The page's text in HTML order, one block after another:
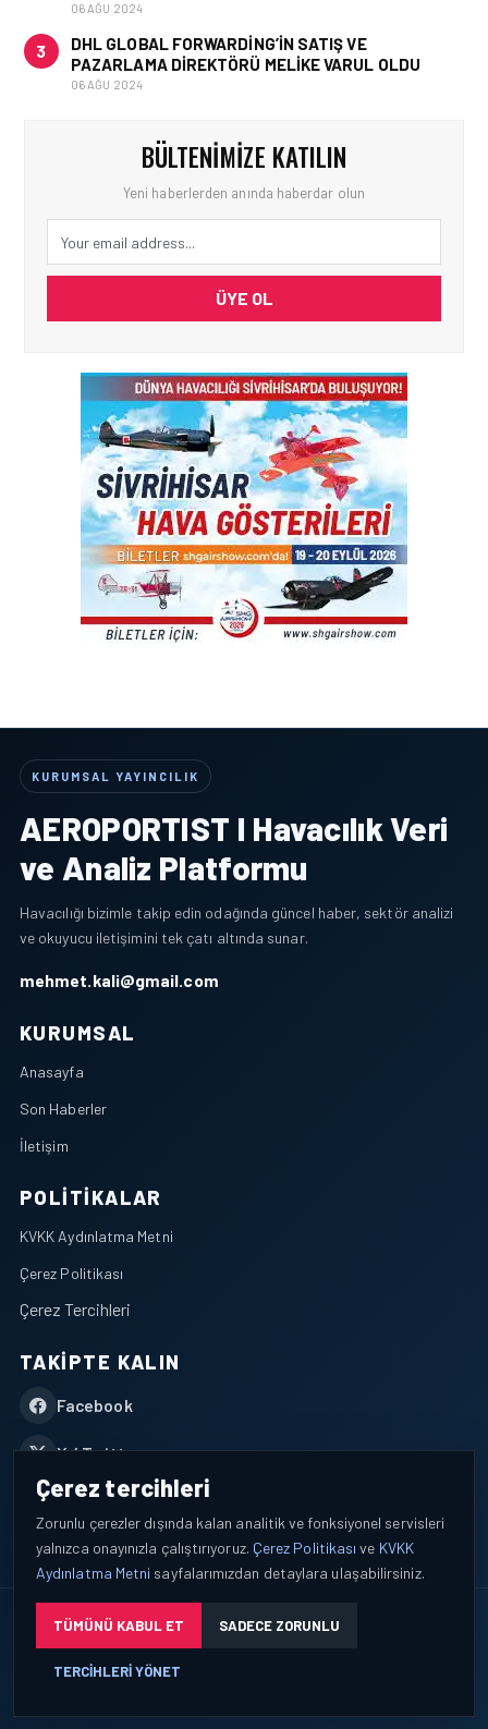
06 AĞU 2024
3
DHL GLOBAL FORWARDING’IN SATIŞ VE
PAZARLAMA DIREKTÖRÜ MELIKE VARUL OLDU
06 AĞU 2024
BÜLTENIMIZE KATILIN
Yeni haberlerden anında haberdar olun
ÜYE OL
KURUMSAL YAYINCILIK
AEROPORTIST I Havacılık Veri
ve Analiz Platformu
Havacılığı bizimle takip edin odağında güncel haber, sektör analizi
ve okuyucu iletişimini tek çatı altında sunar.
mehmet.kali@gmail.com
KURUMSAL
Anasayfa
Son Haberler
İletişim
POLITIKALAR
KVKK Aydınlatma Metni
Çerez Politikası
Çerez Tercihleri
TAKIPTE KALIN
Facebook
X / Twitter
YouTube
WhatsApp
© 2026 AEROPORTIST I Havacılık Veri ve Analiz Platformu. Tüm
Okuyucu verileri yalnızca açık bilgilendirme ve tercih yönetimi
Çerez tercihleri
Zorunlu çerezler dışında kalan analitik ve fonksiyonel servisleri
yalnızca onayınızla çalıştırıyoruz. Çerez Politikası ve KVKK
Aydınlatma Metni sayfalarımızdan detaylara ulaşabilirsiniz.
TÜMÜNÜ KABUL ET SADECE ZORUNLU
TERCIHLERI YÖNET